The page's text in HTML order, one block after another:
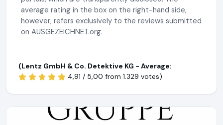
average rating in the box on the right-hand side,
however, refers exclusively to the reviews submitted
on AUSGEZEICHNET.org.
(Lentz GmbH & Co. Detektive KG - Average:
4,91 / 5,00 from 1.329 votes)